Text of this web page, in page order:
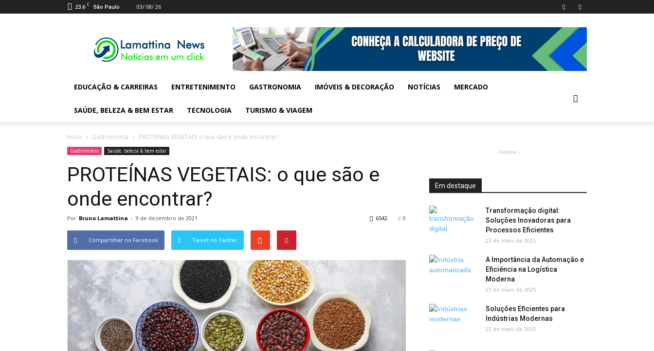
23.6 C São Paulo 03/ 08/ 26
Digital
News
EDUCAÇÃO & CARREIRAS ENTRETENIMENTO GASTRONOMIA IMÓVEIS & DECORAÇÃO NOTÍCIAS MERCADO
SAÚDE, BELEZA & BEM ESTAR TECNOLOGIA TURISMO & VIAGEM
Inicio Gastronomia PROTEÍNAS VEGETAIS: o que são e onde encontrar?
Gastronomia Saúde, beleza & bem estar
PROTEÍNAS VEGETAIS: o que são e
onde encontrar?
Por Bruno Lamattina - 9 de dezembro de 2021 0
6542
Compartilhar no Facebook Tweet no Twitter
- Sidebar -
Em destaque
Transformação digital:
Soluções Inovadoras para
Processos Eficientes
23 de maio de 2025
A Importância da Automação e
Eficiência na Logística
Moderna
23 de maio de 2025
Soluções Eficientes para
Indústrias Modernas
22 de maio de 2025